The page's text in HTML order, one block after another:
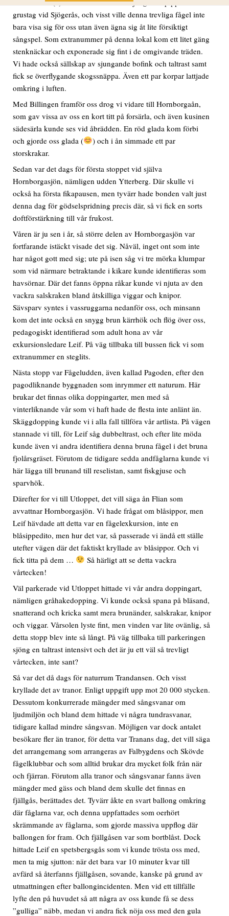
grustag vid Sjögerås, och visst ville denna trevliga fågel inte
bara visa sig för oss utan även ägna sig åt lite försiktigt
sångspel. Som extranummer på denna lokal kom ett litet gäng
stenknäckar och exponerade sig fint i de omgivande träden.
Vi hade också sällskap av sjungande bofink och taltrast samt
fick se överflygande skogssnäppa. Även ett par korpar lattjade
omkring i luften.
Med Billingen framför oss drog vi vidare till Hornborgaån,
som gav vissa av oss en kort titt på forsärla, och även kusinen
sädesärla kunde ses vid åbrädden. En röd glada kom förbi
och gjorde oss glada (
) och i ån simmade ett par
storskrakar.
Sedan var det dags för första stoppet vid själva
Hornborgasjön, nämligen udden Ytterberg. Där skulle vi
också ha första fikapausen, men tyvärr hade bonden valt just
denna dag för gödselspridning precis där, så vi fick en sorts
doftförstärkning till vår frukost.
Våren är ju sen i år, så större delen av Hornborgasjön var
fortfarande istäckt visade det sig. Nåväl, inget ont som inte
har något gott med sig; ute på isen såg vi tre mörka klumpar
som vid närmare betraktande i kikare kunde identifieras som
havsörnar. Där det fanns öppna råkar kunde vi njuta av den
vackra salskraken bland åtskilliga viggar och knipor.
Sävsparv syntes i vassruggarna nedanför oss, och minsann
kom det inte också en snygg brun kärrhök och flög över oss,
pedagogiskt identifierad som adult hona av vår
exkursionsledare Leif. På väg tillbaka till bussen fick vi som
extranummer en steglits.
Nästa stopp var Fågeludden, även kallad Pagoden, efter den
pagodliknande byggnaden som inrymmer ett naturum. Här
brukar det finnas olika doppingarter, men med så
vinterliknande vår som vi haft hade de flesta inte anlänt än.
Skäggdopping kunde vi i alla fall tillföra vår artlista. På vägen
stannade vi till, för Leif såg dubbeltrast, och efter lite möda
kunde även vi andra identifiera denna bruna fågel i det bruna
fjolårsgräset. Förutom de tidigare sedda andfåglarna kunde vi
här lägga till brunand till reselistan, samt fiskgjuse och
sparvhök.
Därefter for vi till Utloppet, det vill säga ån Flian som
avvattnar Hornborgasjön. Vi hade frågat om blåsippor, men
Leif hävdade att detta var en fågelexkursion, inte en
blåsippedito, men hur det var, så passerade vi ändå ett ställe
utefter vägen där det faktiskt kryllade av blåsippor. Och vi
fick titta på dem …
Så härligt att se detta vackra
vårtecken!
Väl parkerade vid Utloppet hittade vi vår andra doppingart,
nämligen gråhakedopping. Vi kunde också spana på bläsand,
snatterand och kricka samt mera brunänder, salskrakar, knipor
och viggar. Vårsolen lyste fint, men vinden var lite ovänlig, så
detta stopp blev inte så långt. På väg tillbaka till parkeringen
sjöng en taltrast intensivt och det är ju ett väl så trevligt
vårtecken, inte sant?
Så var det då dags för naturrum Trandansen. Och visst
kryllade det av tranor. Enligt uppgift upp mot 20 000 stycken.
Dessutom konkurrerade mängder med sångsvanar om
ljudmiljön och bland dem hittade vi några tundrasvanar,
tidigare kallad mindre sångsvan. Möjligen var dock antalet
besökare fler än tranor, för detta var Tranans dag, det vill säga
det arrangemang som arrangeras av Falbygdens och Skövde
fågelklubbar och som alltid brukar dra mycket folk från när
och fjärran. Förutom alla tranor och sångsvanar fanns även
mängder med gäss och bland dem skulle det finnas en
fjällgås, berättades det. Tyvärr åkte en svart ballong omkring
där fåglarna var, och denna uppfattades som oerhört
skrämmande av fåglarna, som gjorde massiva uppflog där
ballongen for fram. Och fjällgåsen var som bortblåst. Dock
hittade Leif en spetsbergsgås som vi kunde trösta oss med,
men ta mig sjutton: när det bara var 10 minuter kvar till
avfärd så återfanns fjällgåsen, sovande, kanske på grund av
utmattningen efter ballongincidenten. Men vid ett tillfälle
lyfte den på huvudet så att några av oss kunde få se dess
”gulliga” näbb, medan vi andra fick nöja oss med den gula